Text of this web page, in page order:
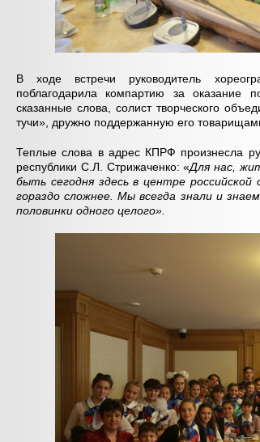
В ходе встречи руководитель
поблагодарила компартию за оказание
сказанные слова, солист творческого
тучи», дружно поддержанную его
Теплые слова в адрес КПРФ произнесла
республики С.Л. Стрижаченко: «Для нас,
быть сегодня здесь в центре
гораздо сложнее. Мы всегда знали и
половинки одного целого».